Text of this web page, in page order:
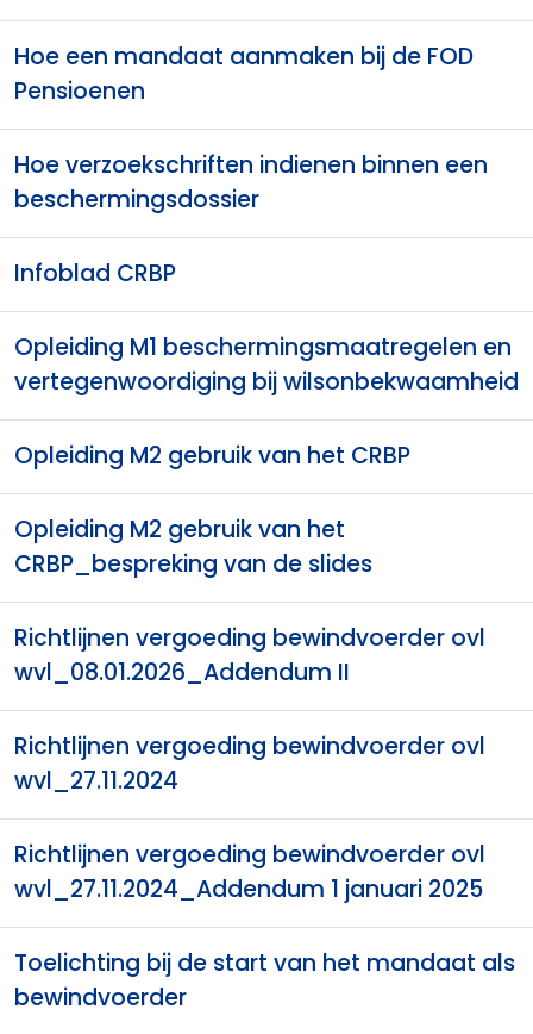
Hoe een mandaat aanmaken bij de FOD
Pensioenen
Hoe verzoekschriften indienen binnen een
beschermingsdossier
Infoblad CRBP
Opleiding M1 beschermingsmaatregelen en
vertegenwoordiging bij wilsonbekwaamheid
Opleiding M2 gebruik van het CRBP
Opleiding M2 gebruik van het
CRBP_bespreking van de slides
Richtlijnen vergoeding bewindvoerder ovl
wvl_08.01.2026_Addendum II
Richtlijnen vergoeding bewindvoerder ovl
wvl_27.11.2024
Richtlijnen vergoeding bewindvoerder ovl
wvl_27.11.2024_Addendum 1 januari 2025
Toelichting bij de start van het mandaat als
bewindvoerder